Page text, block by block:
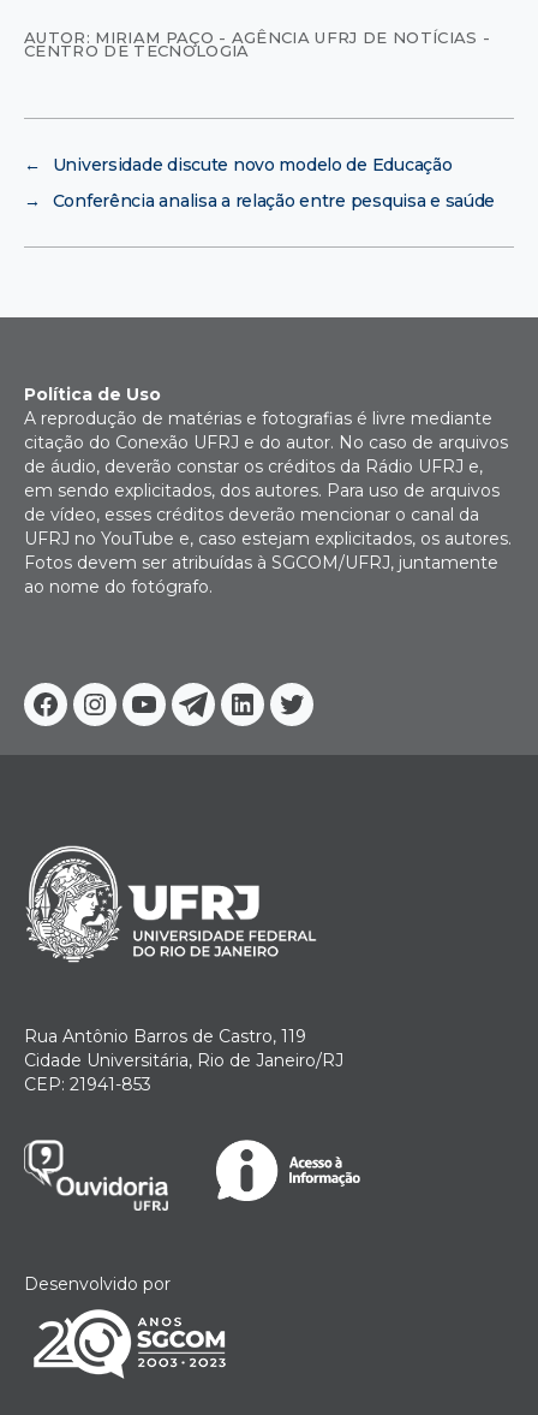
AUTOR: MIRIAM PAÇO - AGÊNCIA UFRJ DE NOTÍCIAS -
CENTRO DE TECNOLOGIA
←
Universidade discute novo modelo de Educação
→
Conferência analisa a relação entre pesquisa e saúde
Facebook
Instagram
YoutubeTelegram
Linkedin
Twitter
Política de Uso
A reprodução de matérias e fotografias é livre mediante
citação do Conexão UFRJ e do autor. No caso de arquivos
de áudio, deverão constar os créditos da Rádio UFRJ e,
em sendo explicitados, dos autores. Para uso de arquivos
de vídeo, esses créditos deverão mencionar o canal da
UFRJ no YouTube e, caso estejam explicitados, os autores.
Fotos devem ser atribuídas à SGCOM/UFRJ, juntamente
ao nome do fotógrafo.
Rua Antônio Barros de Castro, 119
Cidade Universitária, Rio de Janeiro/RJ
CEP: 21941-853
Desenvolvido por